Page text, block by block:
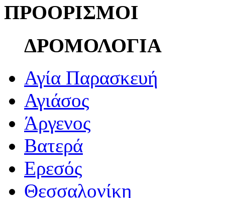
ΠΡΟΟΡΙΣΜΟΙ
ΔΡΟΜΟΛΟΓΙΑ
Αγία Παρασκευή
Αγιάσος
Άργενος
Βατερά
Ερεσός
Θεσσαλονίκη